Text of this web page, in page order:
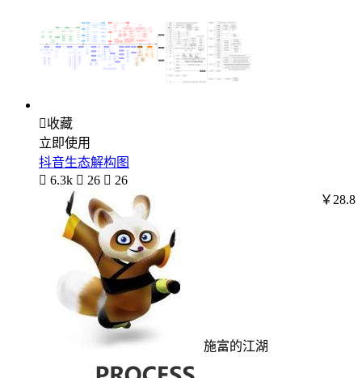
收藏
立即使用
抖音生态解构图
 6.3k  26  26
施富的江湖
￥28.8